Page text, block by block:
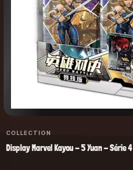
COLLECTION
Display Marvel Kayou - 5 Yuan - Série 4